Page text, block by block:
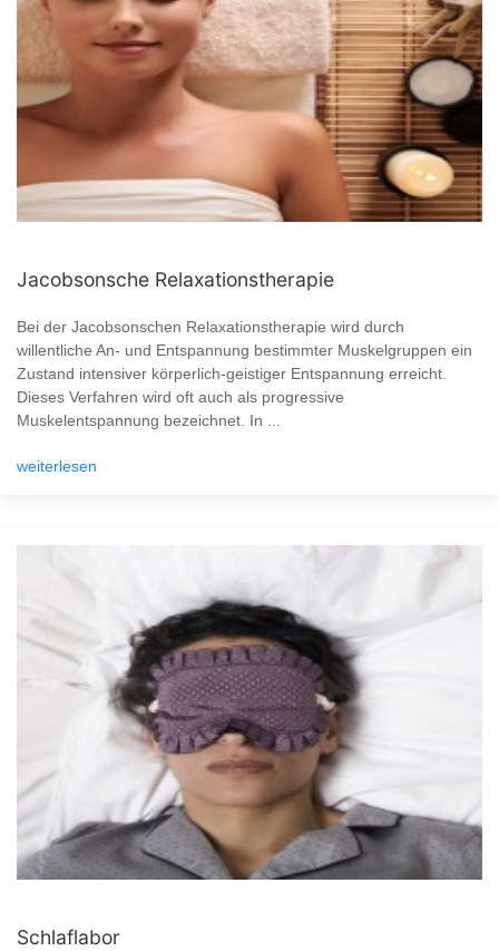
Jacobsonsche Relaxationstherapie
Bei der Jacobsonschen Relaxationstherapie wird durch
willentliche An- und Entspannung bestimmter Muskelgruppen ein
Zustand intensiver körperlich-geistiger Entspannung erreicht.
Dieses Verfahren wird oft auch als progressive
Muskelentspannung bezeichnet. In ...
weiterlesen
Schlaflabor